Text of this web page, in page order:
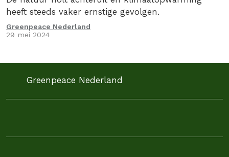
heeft steeds vaker ernstige gevolgen.
Greenpeace Nederland
29 mei 2024
Greenpeace Nederland